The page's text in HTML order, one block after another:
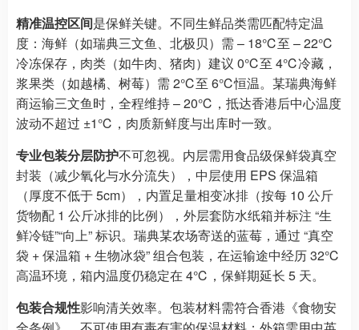
精准温控区间是保鲜关键。不同生鲜品类需匹配特定温
度：海鲜（如瑞典三文鱼、北极贝）需 – 18℃至 – 22℃
冷冻保存，肉类（如牛肉、猪肉）建议 0℃至 4℃冷藏，
浆果类（如越橘、树莓）需 2℃至 6℃恒温。某瑞典海鲜
商运输三文鱼时，全程维持 – 20℃，抵达香港后中心温度
波动不超过 ±1℃，肉质新鲜度与出库时一致。
专业包装分层防护不可忽视。内层需用食品级保鲜袋真空
封装（减少氧化与水分流失），中层使用 EPS 保温箱
（厚度不低于 5cm），内置足量相变冰排（按每 10 公斤
货物配 1 公斤冰排的比例），外层套防水纸箱并标注 “生
鲜冷链”“向上” 标识。瑞典某农场寄送的蓝莓，通过 “真空
袋 + 保温箱 + 生物冰袋” 组合包装，在运输途中经历 32℃
高温环境，箱内温度仍稳定在 4℃，保鲜期延长 5 天。
包装合规性影响清关效率。包装材料需符合香港《食物安